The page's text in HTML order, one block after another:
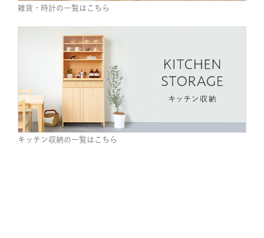
雑貨・時計の一覧はこちら
キッチン収納の一覧はこちら